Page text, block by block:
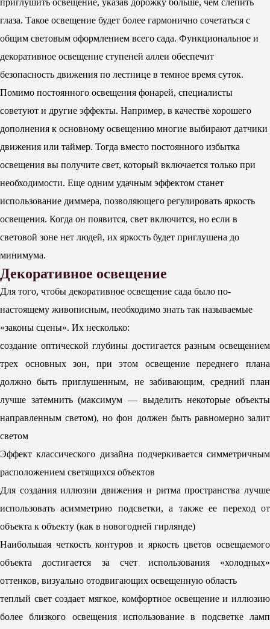
приглушить освещение, указав дорожку больше, чем слепить
глаза. Такое освещение будет более гармонично сочетаться с
общим световым оформлением всего сада. Функциональное и
декоративное освещение ступеней аллеи обеспечит
безопасность движения по лестнице в темное время суток.
Помимо постоянного освещения фонарей, специалисты
советуют и другие эффекты. Например, в качестве хорошего
дополнения к основному освещению многие выбирают датчики
движения или таймер. Тогда вместо постоянного избытка
освещения вы получите свет, который включается только при
необходимости. Еще одним удачным эффектом станет
использование диммера, позволяющего регулировать яркость
освещения. Когда он появится, свет включится, но если в
световой зоне нет людей, их яркость будет приглушена до
минимума.
Декоративное освещение
Для того, чтобы декоративное освещение сада было по-
настоящему живописным, необходимо знать так называемые
«законы сцены». Их несколько:
создание оптической глубины достигается разным освещением
трех основных зон, при этом освещение переднего плана
должно быть приглушенным, не забивающим, средний план
лучше затемнить (максимум — выделить некоторые объекты
направленным светом), но фон должен быть равномерно залит
светом
Эффект классического дизайна подчеркивается симметричным
расположением светящихся объектов
Для создания иллюзии движения и ритма пространства лучше
использовать асимметрию подсветки, а также ее переход от
объекта к объекту (как в новогодней гирлянде)
Наибольшая четкость контуров и яркость цветов освещаемого
объекта достигается за счет использования «холодных»
оттенков, визуально отодвигающих освещенную область
теплый свет создает мягкое, комфортное освещение и иллюзию
более близкого освещения использование в подсветке ламп